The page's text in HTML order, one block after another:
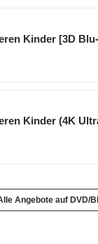
Kinder [3D
Kinder (4K
Angebote auf DVD/